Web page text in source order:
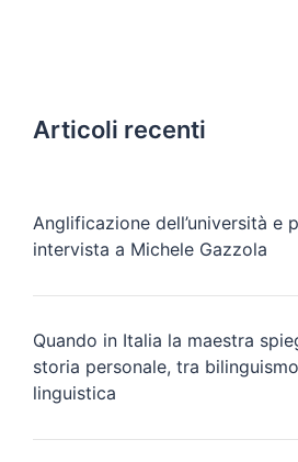
Articoli recenti
Anglificazione dell’università e
intervista a Michele Gazzola
Quando in Italia la maestra
storia personale, tra
linguistica